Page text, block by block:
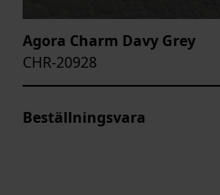
Agora Charm Davy Grey
CHR-20928
Beställningsvara